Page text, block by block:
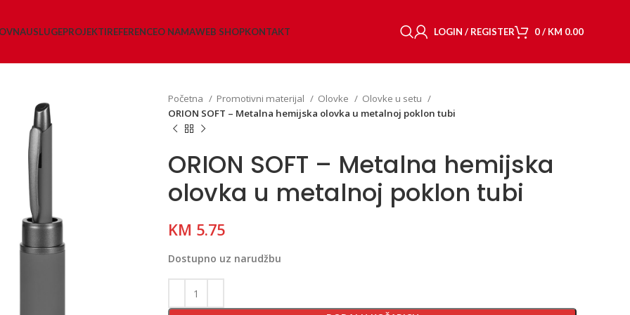
USLUGEPROJEKTIREFERENCEO NAMAWEB SHOPKONTAKT LOGIN / REGISTER 0/ KM 0.00
Početna Promotivni materijal Olovke
Olovke u setu
ORION SOFT – Metalna hemijska olovka u metalnoj poklon tubi
ORION SOFT – Metalna hemijska
olovka u metalnoj poklon tubi
KM 5.75
Dostupno uz narudžbu